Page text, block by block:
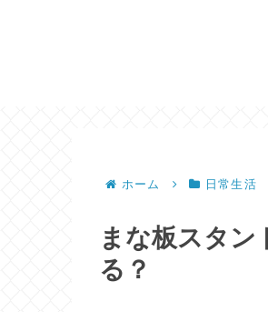
ホーム 日常生活
まな板スタン
る？